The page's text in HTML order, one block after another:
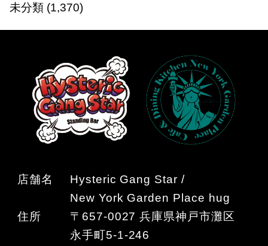
未分類(1,370)
店舗名
Hysteric Gang Star /
New York Garden Place hug
住所
〒657-0027 兵庫県神戸市灘区
永手町5-1-246